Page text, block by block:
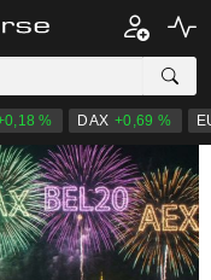
% DAX +0,69 %